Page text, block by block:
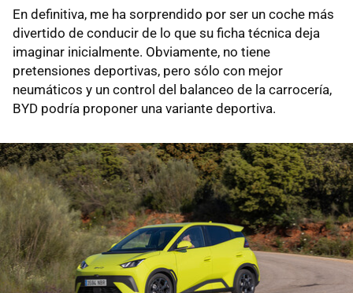
En definitiva, me ha sorprendido por ser un coche más
divertido de conducir de lo que su ficha técnica deja
imaginar inicialmente. Obviamente, no tiene
pretensiones deportivas, pero sólo con mejor
neumáticos y un control del balanceo de la carrocería,
BYD podría proponer una variante deportiva.